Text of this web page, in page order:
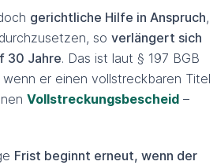
gerichtliche Hilfe in Anspruch,
so verlängert sich
30 Jahre. Das ist laut § 197 BGB
er einen vollstreckbaren Titel
Vollstreckungsbescheid –
Frist beginnt erneut, wenn der